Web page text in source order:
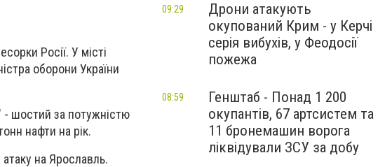
Росії. У місті
оборони України
- шостий за потужністю
нафти на рік.
на Ярославль.
Дрони атакують
окупований Крим - у Керчі
серія вибухів, у Феодосії
пожежа
09:29
Генштаб - Понад 1 200
окупантів, 67 артсистем та
11 бронемашин ворога
ліквідували ЗСУ за добу
08:59